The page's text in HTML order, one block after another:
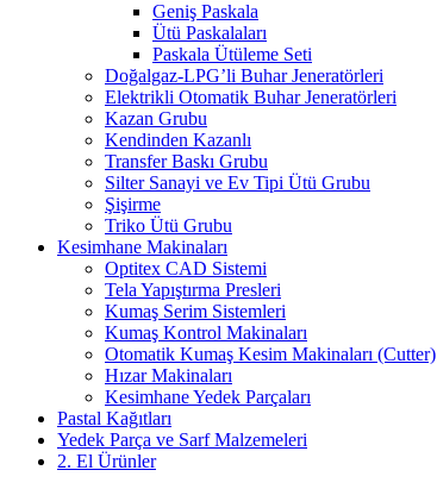
Geniş Paskala
Ütü Paskalaları
Paskala Ütüleme Seti
Doğalgaz-LPG’li Buhar Jeneratörleri
Elektrikli Otomatik Buhar Jeneratörleri
Kazan Grubu
Kendinden Kazanlı
Transfer Baskı Grubu
Silter Sanayi ve Ev Tipi Ütü Grubu
Şişirme
Triko Ütü Grubu
Kesimhane Makinaları
Optitex CAD Sistemi
Tela Yapıştırma Presleri
Kumaş Serim Sistemleri
Kumaş Kontrol Makinaları
Otomatik Kumaş Kesim Makinaları (Cutter)
Hızar Makinaları
Kesimhane Yedek Parçaları
Pastal Kağıtları
Yedek Parça ve Sarf Malzemeleri
2. El Ürünler